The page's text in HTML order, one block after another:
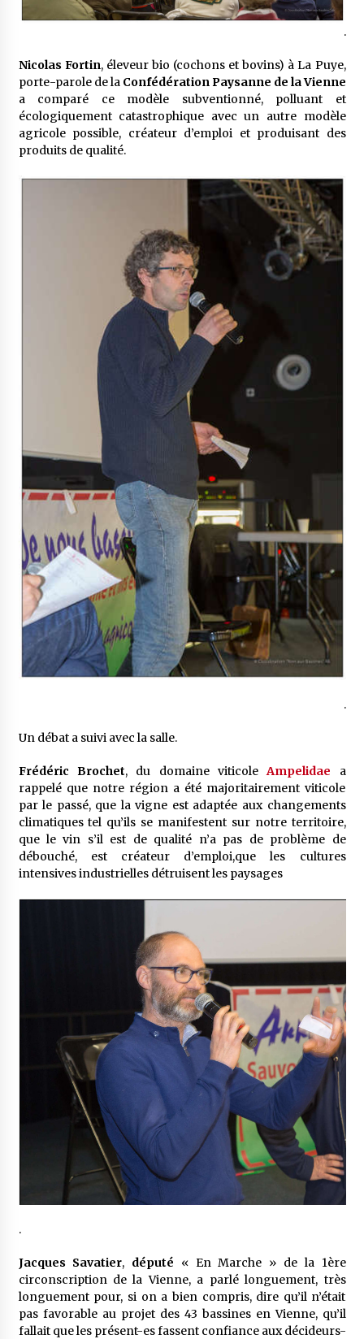
.
Nicolas Fortin, éleveur bio (cochons et bovins) à La Puye,
porte-parole de la Confédération Paysanne de la Vienne
a comparé ce modèle subventionné, polluant et
écologiquement catastrophique avec un autre modèle
agricole possible, créateur d’emploi et produisant des
produits de qualité.
.
Un débat a suivi avec la salle.
Frédéric Brochet, du domaine viticoleAmpelidae a
rappelé que notre région a été majoritairement viticole
par le passé, que la vigne est adaptée aux changements
climatiques tel qu’ils se manifestent sur notre territoire,
que le vin s’il est de qualité n’a pas de problème de
débouché, est créateur d’emploi,que les cultures
intensives industrielles détruisent les paysages
.
Jacques Savatier, député « En Marche » de la 1ère
circonscription de la Vienne, a parlé longuement, très
longuement pour, si on a bien compris, dire qu’il n’était
pas favorable au projet des 43 bassines en Vienne, qu’il
fallait que les présent-es fassent confiance aux décideurs-